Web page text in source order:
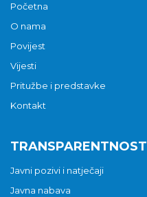
Početna
O nama
Povijest
Vijesti
Pritužbe i predstavke
Kontakt
TRANSPARENTNOST
Javni pozivi i natječaji
Javna nabava